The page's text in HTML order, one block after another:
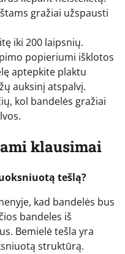
gražiai užspausti
iki 200 laipsnių.
popieriumi išklotos
aptepkite plaktu
auksinį atspalvį.
kol bandelės gražiai
klausimai
tešlą?
kad bandelės bus
bandeles iš
Bemielė tešla yra
struktūrą.